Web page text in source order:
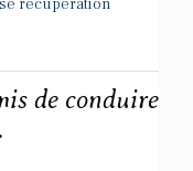
recuperation
de conduire